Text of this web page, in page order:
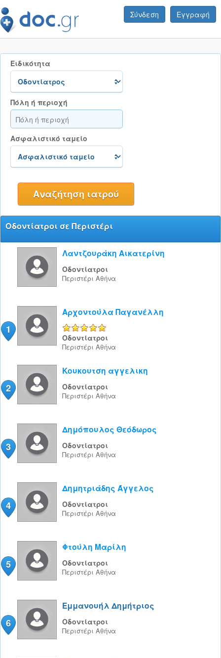
Σύνδεση Εγγραφή
Ειδικότητα
Πόλη ή περιοχή
Ασφαλιστικό ταμείο
Οδοντίατροι σε Περιστέρι
Λαντζουράκη Αικατερίνη
Οδοντίατροι
Περιστέρι Αθήνα
1
Αρχοντούλα Παγανέλλη
Οδοντίατροι
Περιστέρι Αθήνα
2
Kουκουτση αγγελικη
Οδοντίατροι
Περιστέρι Αθήνα
3
Δημόπουλος Θεόδωρος
Οδοντίατροι
Περιστέρι Αθήνα
4
Δημητριάδης Άγγελος
Οδοντίατροι
Περιστέρι Αθήνα
5
Φτούλη Μαρίλη
Οδοντίατροι
Περιστέρι Αθήνα
6
Εμμανουήλ Δημήτριος
Οδοντίατροι
Περιστέρι Αθήνα